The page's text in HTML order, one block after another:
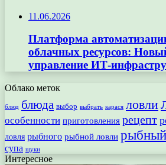
11.06.2026
Платформа
облачных ресурсов:
управление ИТ-
Облако меток
блюд блюда выбор выбрать карася ловли
особенности приготовления рецепт
ловля рыбного рыбной ловли рыбный
супа щуки
Интересное